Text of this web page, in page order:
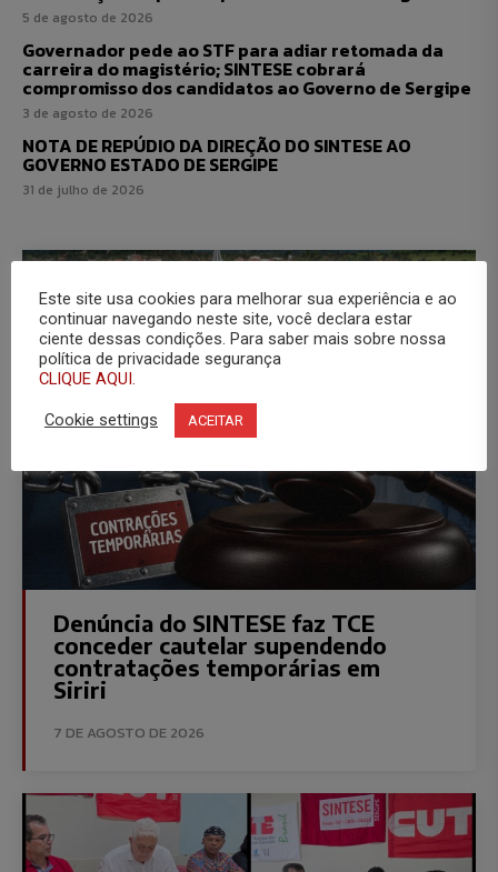
5 de agosto de 2026
Governador pede ao STF para adiar retomada da
carreira do magistério; SINTESE cobrará
compromisso dos candidatos ao Governo de Sergipe
3 de agosto de 2026
NOTA DE REPÚDIO DA DIREÇÃO DO SINTESE AO
GOVERNO ESTADO DE SERGIPE
31 de julho de 2026
Denúncia do SINTESE faz TCE
conceder cautelar supendendo
contratações temporárias em
Siriri
7 DE AGOSTO DE 2026
Este site usa cookies para melhorar sua experiência e ao
continuar navegando neste site, você declara estar
ciente dessas condições. Para saber mais sobre nossa
política de privacidade segurança
CLIQUE AQUI.
Cookie settings ACEITAR